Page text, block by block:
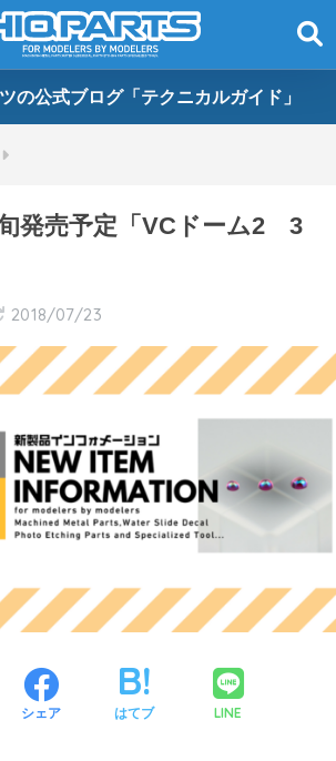
の公式ブログ「テクニカルガイド」
発売予定「VCドーム2 3
2018/07/23
シェア はてブ LINE